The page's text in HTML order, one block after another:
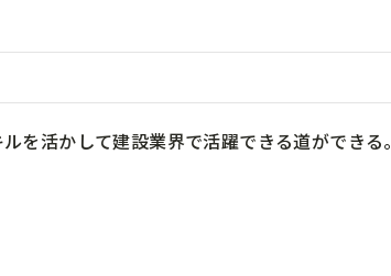
を活かして建設業界で活躍できる道ができる。